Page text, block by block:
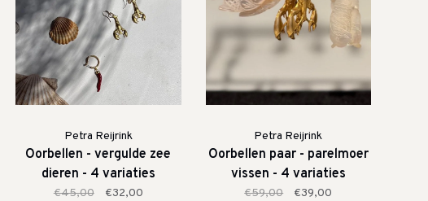
Petra Reijrink
Oorbellen - vergulde zee
dieren - 4 variaties
€45,00 €32,00
Petra Reijrink
Oorbellen paar - parelmoer
vissen - 4 variaties
€59,00 €39,00